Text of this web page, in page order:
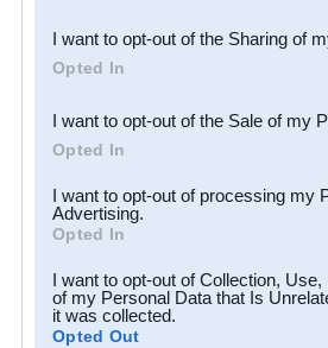
Downstream Participants
third parties.
I want to opt-out of the Sharing of
Opted In
I want to opt-out of the Sale of my
Opted In
I want to opt-out of processing my
Advertising.
Opted In
I want to opt-out of Collection,
of my Personal Data that Is
it was collected.
Opted Out